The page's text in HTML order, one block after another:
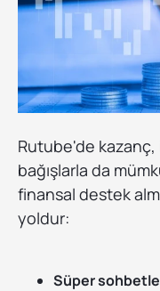
Rutube'de
bağışlarla da
finansal destek
yoldur:
Süper